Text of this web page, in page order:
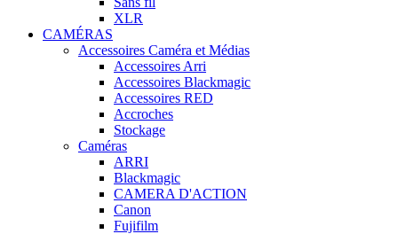
XLR
CAMÉRAS
Accessoires Caméra et Médias
Accessoires Arri
Accessoires Blackmagic
Accessoires RED
Accroches
Stockage
Caméras
ARRI
Blackmagic
CAMERA D'ACTION
Canon
Fujifilm